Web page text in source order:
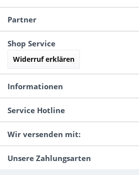
Partner
Shop Service
Widerruf erklären
Informationen
Service Hotline
Wir versenden mit:
Unsere Zahlungsarten